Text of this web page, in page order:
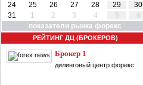
24
25 26 27 28 29
30
31
1 2 3 4 5
6
показатели рынка форекс
РЕЙТИНГ ДЦ (БРОКЕРОВ)
Брокер 1
дилинговый центр форекс